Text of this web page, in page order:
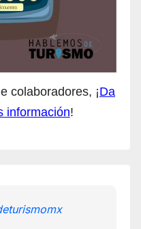
colaboradores, ¡Da
información!